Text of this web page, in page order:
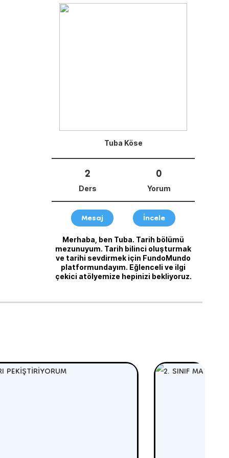
Tuba Köse
2
Ders
0
Yorum
Mesaj İncele
Merhaba, ben Tuba. Tarih bölümü
mezunuyum. Tarih bilinci oluşturmak
ve tarihi sevdirmek için FundoMundo
platformundayım. Eğlenceli ve ilgi
çekici atölyemize hepinizi bekliyoruz.